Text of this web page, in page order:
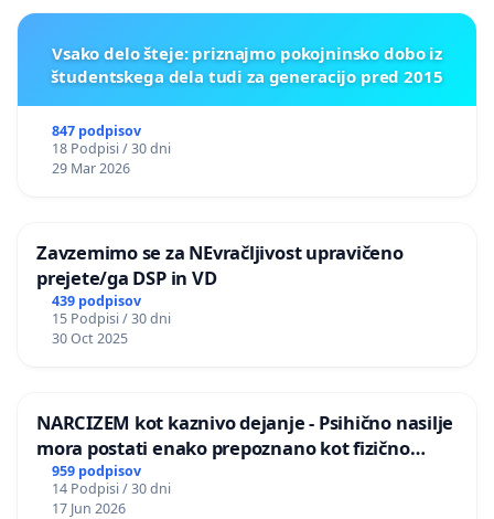
Vsako delo šteje: priznajmo pokojninsko dobo iz
študentskega dela tudi za generacijo pred 2015
847 podpisov
18 Podpisi / 30 dni
29 Mar 2026
Zavzemimo se za NEvračljivost upravičeno
prejete/ga DSP in VD
439 podpisov
15 Podpisi / 30 dni
30 Oct 2025
NARCIZEM kot kaznivo dejanje - Psihično nasilje
mora postati enako prepoznano kot fizično
nasilje
959 podpisov
14 Podpisi / 30 dni
17 Jun 2026